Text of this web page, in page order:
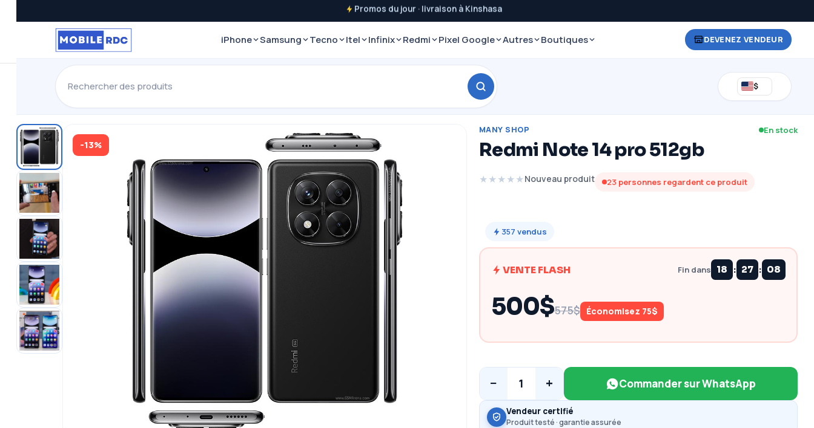
Promos du jour · livraison à Kinshasa
iPhone Samsung Tecno Itel Infinix Redmi Pixel Google Autres Boutiques DEVENEZ VENDEUR
$
-13%
MANY SHOP En stock
Redmi Note 14 pro 512gb
★★★★★Nouveau produit 23 personnes regardent ce produit
357 vendus
VENTE FLASH Fin dans 18 : 27 : 07
500$575$ Économisez 75$
− 1 + Commander sur WhatsApp
Vendeur certifié
Produit testé · garantie assurée